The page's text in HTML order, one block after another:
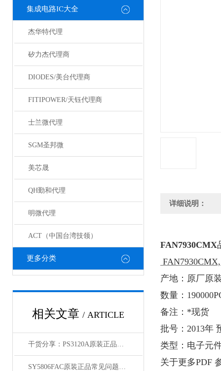
集成电路IC大全
杰华特代理
矽力杰代理商
DIODES/美台代理商
FITIPOWER/天钰代理商
士兰微代理
SGM圣邦微
美芯晟
QH勤和代理
明微代理
ACT（中国台湾技领）
更多分类
相关文章 / ARTICLE
干货分享：PS3120A原装正品使用中的那些常见故障与解决技巧
SY5806FAC原装正品常见问题及对应解决办法大公开
详细说明：
FAN7930CMX
产地：原厂原
数量：
备注：*现货
批号： 2013年
类型：电子元
关于更多PDF